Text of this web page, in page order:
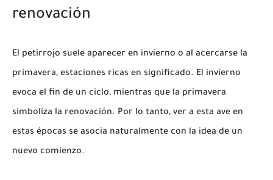
renovación
El petirrojo suele aparecer en invierno o al acercarse la
primavera, estaciones ricas en significado. El invierno
evoca el fin de un ciclo, mientras que la primavera
simboliza la renovación. Por lo tanto, ver a esta ave en
estas épocas se asocia naturalmente con la idea de un
nuevo comienzo.